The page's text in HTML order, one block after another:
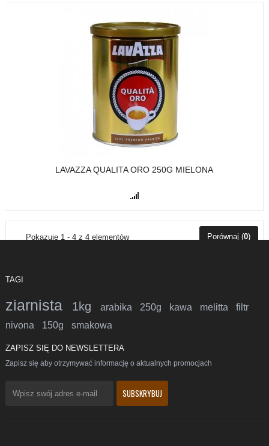
LAVAZZA QUALITA ORO 250G MIELONA
Pokazuje 1 - 4 z 4 elementów Porównaj (0)
TAGI
ziarnista 1kg arabika 250g kawa melitta filtr
nivona 150g smakowa
ZAPISZ SIĘ DO NEWSLETTERA
Zapisz się aby otrzymywać informację o aktualnych promocjach